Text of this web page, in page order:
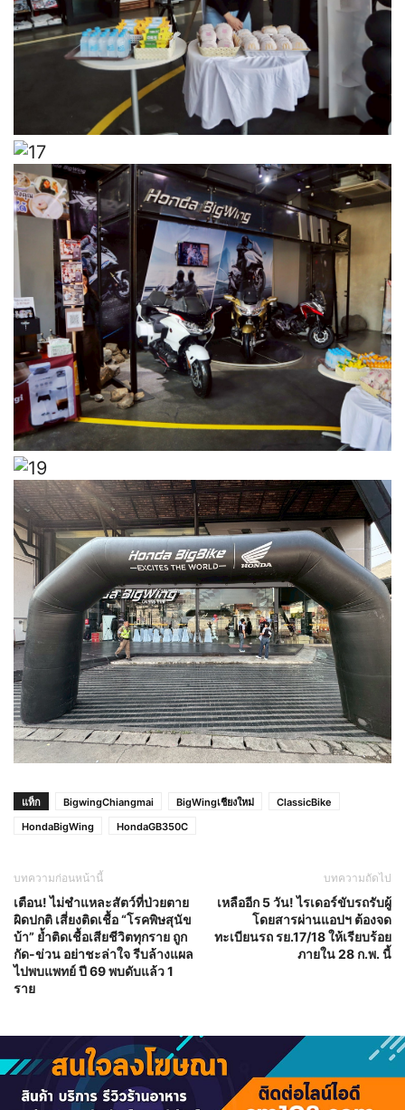
แท็ก BigwingChiangmai BigWingเชียงใหม่
ClassicBike
HondaBigWing
HondaGB350C
บทความก่อนหน้านี้
เตือน! ไม่ชำแหละสัตว์ที่ป่วยตาย
ผิดปกติ เสี่ยงติดเชื้อ “โรคพิษสุนัข
บ้า” ย้ำติดเชื้อเสียชีวิตทุกราย ถูก
กัด-ข่วน อย่าชะล่าใจ รีบล้างแผล
ไปพบแพทย์ ปี 69 พบดับแล้ว 1
ราย
บทความถัดไป
เหลืออีก 5 วัน! ไรเดอร์ขับรถรับผู้
โดยสารผ่านแอปฯ ต้องจด
ทะเบียนรถ รย.17/18 ให้เรียบร้อย
ภายใน 28 ก.พ. นี้